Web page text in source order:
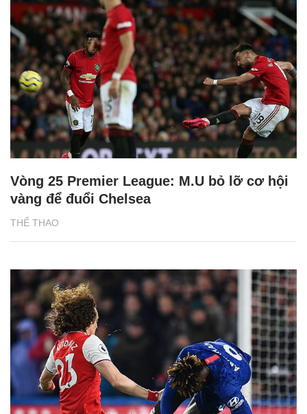
THỂ THAO
Vòng 25 Premier League: M.U bỏ lỡ cơ hội
vàng để đuổi Chelsea